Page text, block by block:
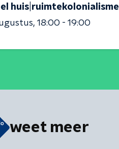
huis|ruimtekolonialisme
18:00 - 19:00
weet meer